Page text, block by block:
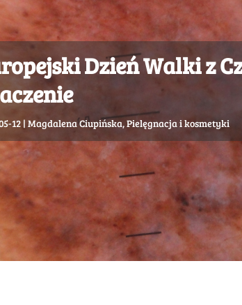
Dzień Walki z
12 |Magdalena Ciupińska,Pielęgnacja i kosmetyki